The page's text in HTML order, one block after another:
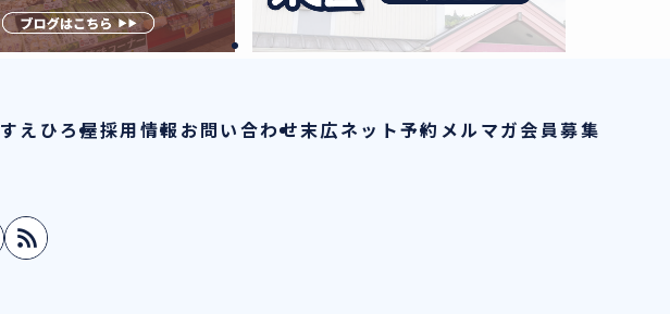
すえひろ屋採用情報お問い合わせ末広ネット予約 メルマガ会員募集